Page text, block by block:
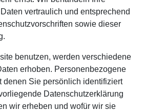
vertraulich und entsprechend
sowie dieser
benutzen, werden verschiedene
erhoben. Personenbezogene
denen Sie persönlich identifiziert
Datenschutzerklärung
wir erheben und wofür wir sie